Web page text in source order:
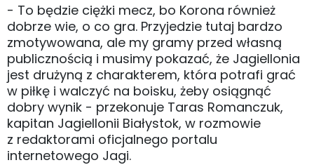
- To będzie ciężki mecz, bo Korona również
dobrze wie, o co gra. Przyjedzie tutaj bardzo
zmotywowana, ale my gramy przed własną
publicznością i musimy pokazać, że Jagiellonia
jest drużyną z charakterem, która potrafi grać
w piłkę i walczyć na boisku, żeby osiągnąć
dobry wynik - przekonuje Taras Romanczuk,
kapitan Jagiellonii Białystok, w rozmowie
z redaktorami oficjalnego portalu
internetowego Jagi.